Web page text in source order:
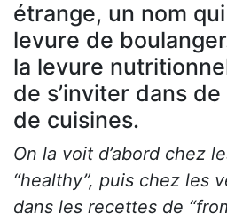
étrange, un nom
levure de
la levure
de s’inviter dans
de cuisines.
On la voit d’abord chez
“healthy”, puis chez les
dans les recettes de